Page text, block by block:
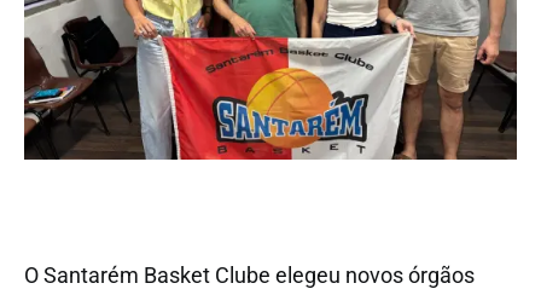
O Santarém Basket Clube elegeu novos órgãos